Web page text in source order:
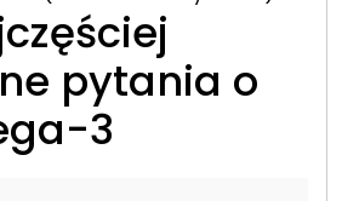
pytania o
3